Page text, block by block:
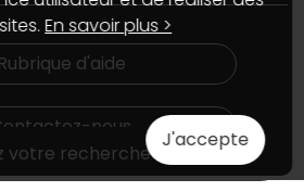
votre recherche
personnalisé
de vente
Rubrique d'aide
nous
En savoir plus >
J'accepte